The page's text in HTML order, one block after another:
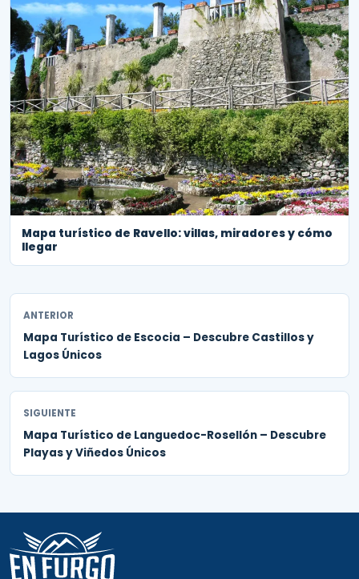
Mapa turístico de Ravello: villas, miradores y cómo
llegar
ANTERIOR
Mapa Turístico de Escocia – Descubre Castillos y
Lagos Únicos
SIGUIENTE
Mapa Turístico de Languedoc-Rosellón – Descubre
Playas y Viñedos Únicos